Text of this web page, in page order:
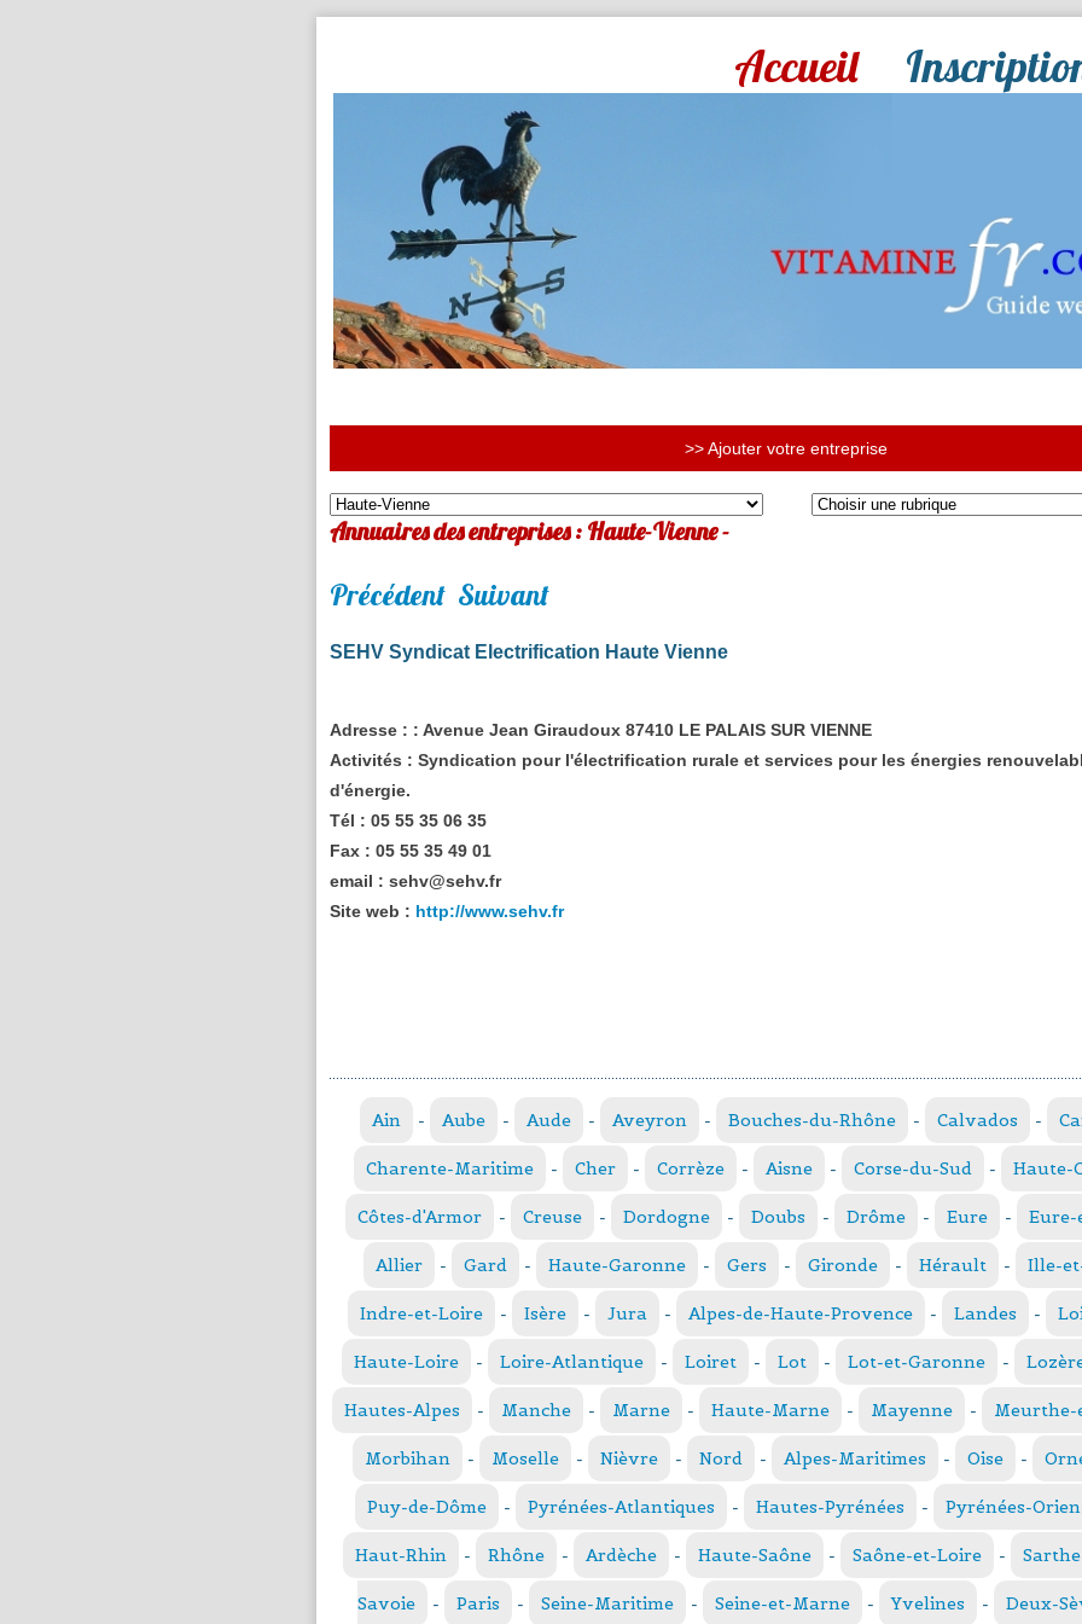
Accueil
>> Ajouter votre entreprise
Annuaires des entreprises : Haute-Vienne -
Précédent Suivant
SEHV Syndicat Electrification Haute Vienne
Adresse : : Avenue Jean Giraudoux 87410 LE PALAIS SUR VIENNE
Activités : Syndication pour l'électrification rurale et services pour les énergies
d'énergie.
Tél : 05 55 35 06 35
Fax : 05 55 35 49 01
email : sehv@sehv.fr
Site web : http://www.sehv.fr
Ain - Aube - Aude - Aveyron - Bouches-du-Rhône - Calvados -
Charente-Maritime - Cher - Corrèze - Aisne - Corse-du-Sud - Haute-
Côtes-d'Armor - Creuse - Dordogne - Doubs - Drôme - Eure -
Allier - Gard - Haute-Garonne - Gers - Gironde - Hérault - Ille-
Indre-et-Loire - Isère - Jura - Alpes-de-Haute-Provence - Landes -
Haute-Loire - Loire-Atlantique - Loiret - Lot - Lot-et-Garonne -
Hautes-Alpes - Manche - Marne - Haute-Marne - Mayenne - Meurthe-
Morbihan - Moselle - Nièvre - Nord - Alpes-Maritimes - Oise -
Puy-de-Dôme - Pyrénées-Atlantiques - Hautes-Pyrénées - Pyrénées-
Haut-Rhin - Rhône - Ardèche - Haute-Saône - Saône-et-Loire - Sarthe
Savoie - Paris - Seine-Maritime - Seine-et-Marne - Yvelines - Deux-